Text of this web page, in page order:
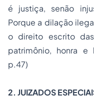
é justiça, senão
Porque a dilação
o direito escrito
patrimônio, honra e
p.47)
2. JUIZADOS